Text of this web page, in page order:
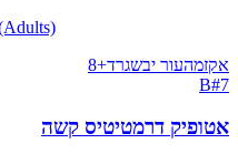
אקזמהעור יבשגרד+
8
B#7
אטופיק דרמטיטיס קשה